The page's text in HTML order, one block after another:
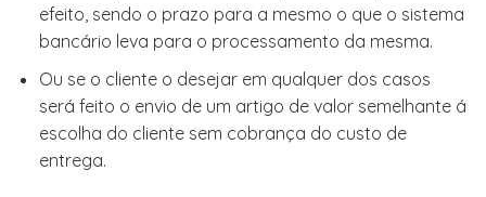
efeito, sendo o prazo para a mesmo o que o sistema
bancário leva para o processamento da mesma.
Ou se o cliente o desejar em qualquer dos casos
será feito o envio de um artigo de valor semelhante á
escolha do cliente sem cobrança do custo de
entrega.